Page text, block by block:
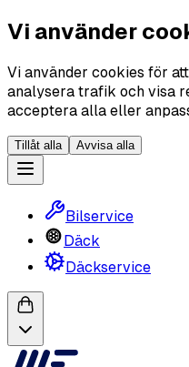
Vi använder
Vi använder cookies för
analysera trafik och visa
acceptera alla eller
Tillåt alla Avvisa alla
Bilservice
Däck
Däckservice